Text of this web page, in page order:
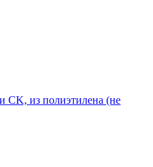
CK, из полиэтилена (не